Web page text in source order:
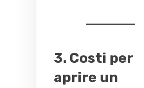
3. Costi per
aprire un